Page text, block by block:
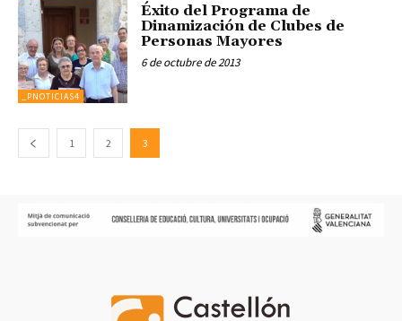
_PNOTICIAS4
Éxito del Programa de
Dinamización de Clubes de
Personas Mayores
6 de octubre de 2013
1 2 3